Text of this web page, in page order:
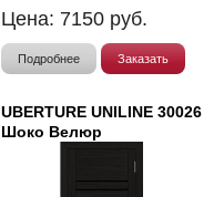
Цена: 7150 руб.
Подробнее Заказать
UBERTURE UNILINE 30026
Шоко Велюр